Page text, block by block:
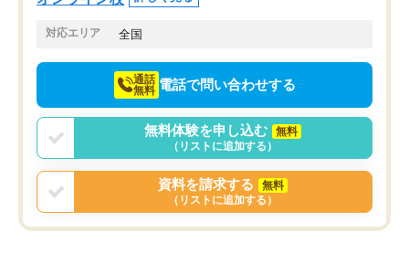
対応エリア 全国
通話
無料 電話で問い合わせする
無料体験を申し込む
無料
（リストに追加する）
資料を請求する
無料
（リストに追加する）